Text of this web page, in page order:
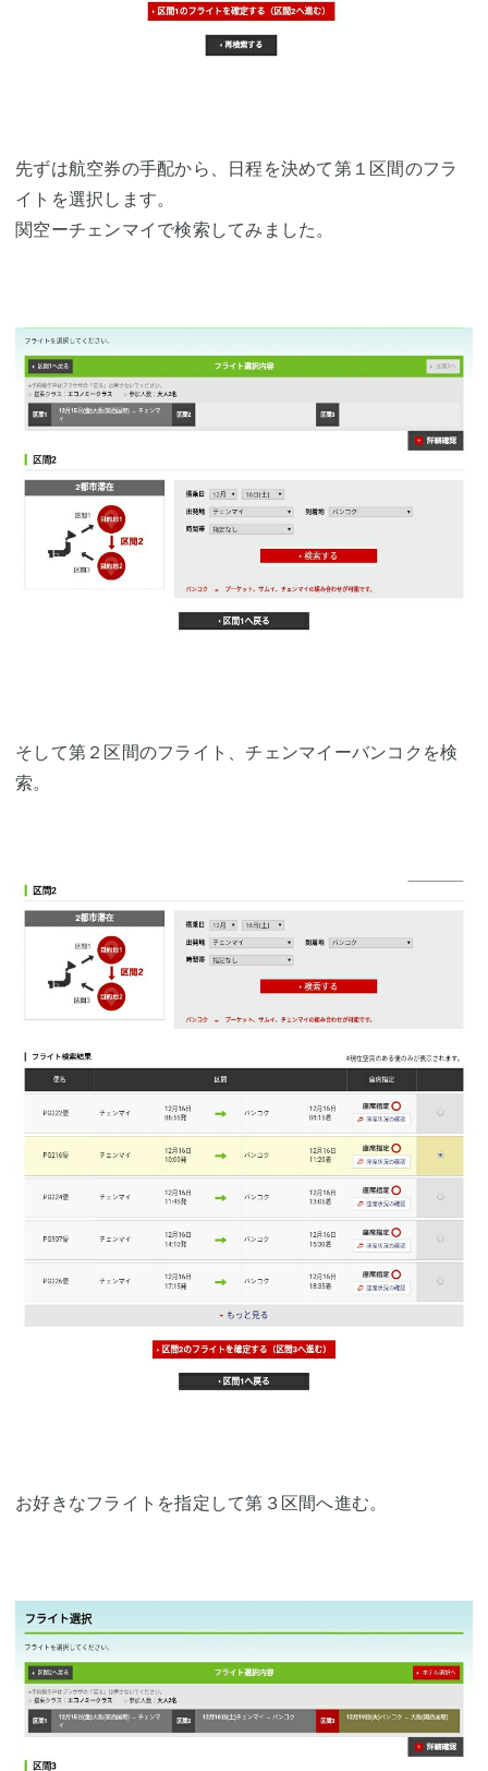
先ずは航空券の手配から、日程を決めて第１区間のフラ
イトを選択します。
関空ーチェンマイで検索してみました。
そして第２区間のフライト、チェンマイーバンコクを検
索。
お好きなフライトを指定して第３区間へ進む。